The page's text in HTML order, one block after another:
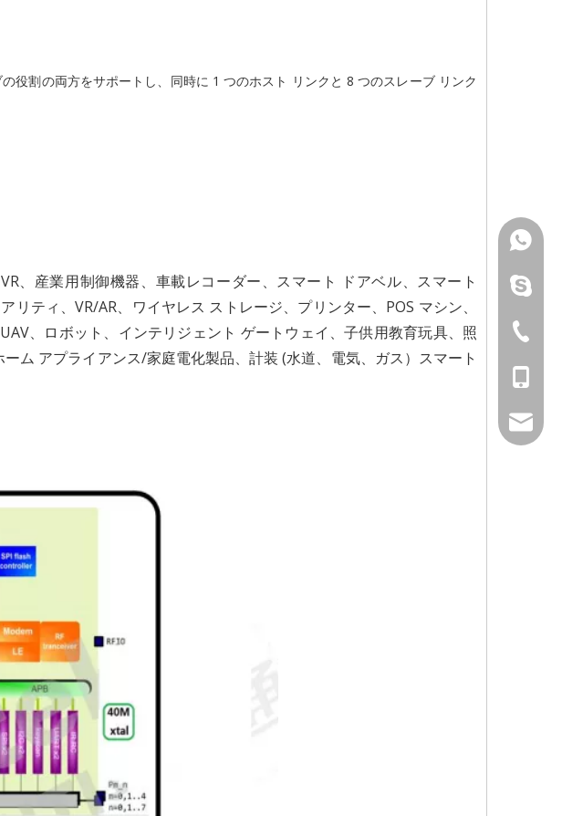
役割の両方をサポートし、同時に 1 つのホスト リンクと 8 つのスレーブ リンク
、産業用制御機器、車載レコーダー、スマート ドアベル、スマート
ティ、VR/AR、ワイヤレス ストレージ、プリンター、POS マシン、
、ロボット、インテリジェント ゲートウェイ、子供用教育玩具、照
ム アプライアンス/家庭電化製品、計装 (水道、電気、ガス）スマート
Vincent
Joe：
song：
Vincent
Joe：
Kathy
+ 86-
Kathy